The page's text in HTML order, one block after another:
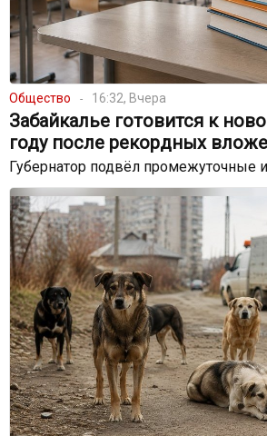
Общество 16:32, Вчера
Забайкалье готовится к
году после рекордных
Губернатор подвёл промежуточные